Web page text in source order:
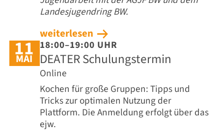
Landesjugendring BW.
weiterlesen
11
MAI
18:00–19:00 UHR
DEATER Schulungstermin
Online
Kochen für große Gruppen: Tipps und
Tricks zur optimalen Nutzung der
Plattform. Die Anmeldung erfolgt über das
ejw.